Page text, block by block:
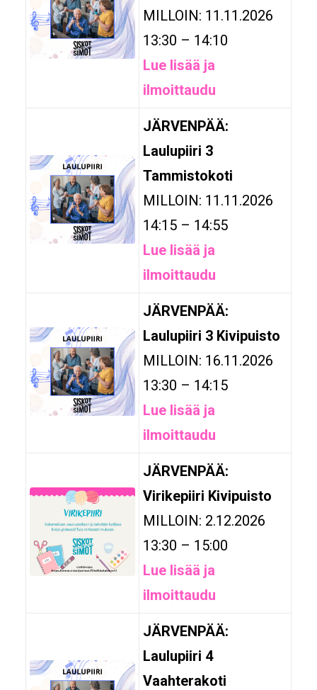
MILLOIN: 11.11.2026
13:30 – 14:10
Lue lisää ja
ilmoittaudu
JÄRVENPÄÄ:
Laulupiiri 3
Tammistokoti
MILLOIN: 11.11.2026
14:15 – 14:55
Lue lisää ja
ilmoittaudu
JÄRVENPÄÄ:
Laulupiiri 3 Kivipuisto
MILLOIN: 16.11.2026
13:30 – 14:15
Lue lisää ja
ilmoittaudu
JÄRVENPÄÄ:
Virikepiiri Kivipuisto
MILLOIN: 2.12.2026
13:30 – 15:00
Lue lisää ja
ilmoittaudu
JÄRVENPÄÄ:
Laulupiiri 4
Vaahterakoti